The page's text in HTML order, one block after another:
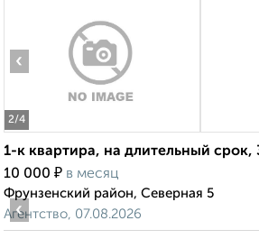
2/4
‹
1-к квартира, на длительный срок,
10 000 ₽ в месяц
Фрунзенский район, Северная 5
Агентство, 07.08.2026
‹